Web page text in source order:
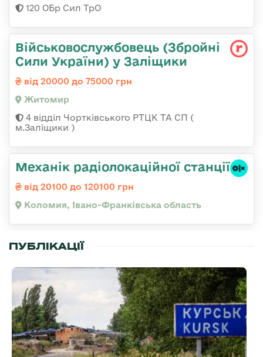
120 ОБр Сил ТрО
Військовослужбовець (Збройні
Сили України) у Заліщики
від 20000 до 75000 грн
Житомир
4 відділ Чортківського РТЦК ТА СП (
м.Заліщики )
Механік радіолокаційної станції
від 20100 до 120100 грн
Коломия, Івано-Франківська область
ПУБЛІКАЦІЇ